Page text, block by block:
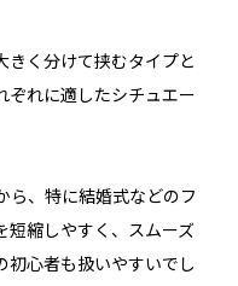
きく分けて挟むタイプと
ぞれに適したシチュエー
ら、特に結婚式などのフ
短縮しやすく、スムーズ
初心者も扱いやすいでし